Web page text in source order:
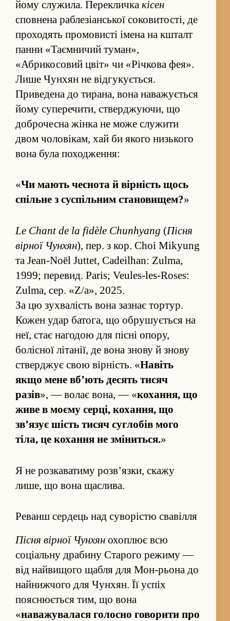
йому служила. Пере­кличка кісен
сповнена раблезіанської соковитості, де
проходять промовисті імена на кшталт
панни «Таємничий туман»,
«Абрикосовий цвіт» чи «Річкова фея».
Лише Чунхян не від­гукується.
Приведена до тирана, вона наважується
йому суперечити, стверджуючи, що
доброчесна жінка не може служити
двом чоловікам, хай би якого низького
вона була походже­н­ня:
«Чи мають чеснота й вірність щось
спільне з су­спільним становищем?»
Le Chant de la fidèle Chunhyang (Пісня
вірної Чунхян), пер. з кор. Choi Mikyung
та Jean-Noël Juttet, Cadeilhan: Zulma,
1999; пере­вид. Paris; Veules-les-Roses:
Zulma, сер. «Z/a», 2025.
За цю зухвалість вона за­знає тортур.
Кожен удар батога, що обрушується на
неї, стає нагодою для пісні опору,
болісної літанії, де вона знову й знову
стверджує свою вірність. «Навіть
якщо мене вб’ють десять тисяч
разів», — волає вона, — «коха­н­ня, що
живе в моєму серці, коха­н­ня, що
зв’язує шість тисяч су­глобів мого
тіла, це коха­ння не зміниться.»
Я не роз­каватиму роз­в’язки, скажу
лише, що вона щаслива.
Реванш сердець над суворістю свавілля
Пісня вірної Чунхян охоплює всю
соціальну драбину Старого режиму —
від найвищого щабля для Мон-рьона до
найнижчого для Чунхян. Її успіх
пояснюється тим, що вона
«наважувалася голосно говорити про